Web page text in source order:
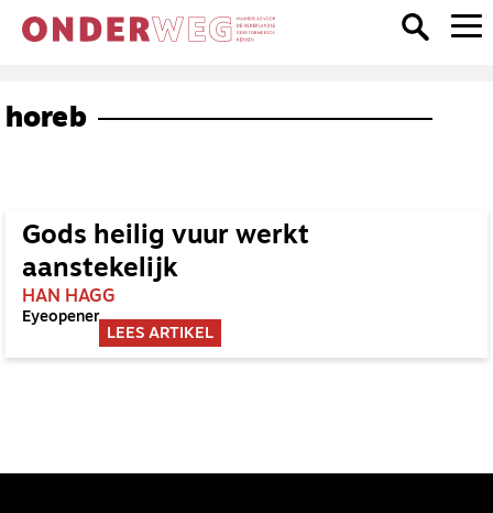
horeb
Gods heilig vuur werkt
aanstekelijk
HAN HAGG
Eyeopener
LEES ARTIKEL